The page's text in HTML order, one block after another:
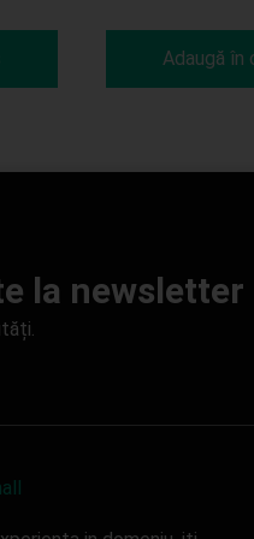
Adaugă în
la newsletter